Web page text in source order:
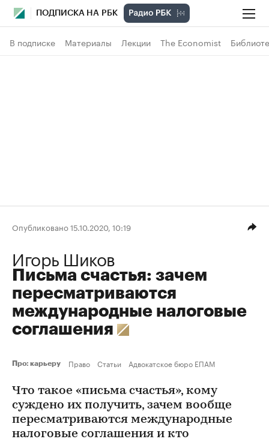
ПОДПИСКА НА РБК
В подписке Материалы Лекции The Economist
Опубликовано 15.10.2020, 10:19
Игорь Шиков
Письма счастья: зачем
пересматриваются
международные налоговые
соглашения
Про: карьеру Право Статьи Адвокатское бюро ЕПАМ
Что такое «письма счастья», кому
суждено их получить, зачем вообще
пересматриваются международные
налоговые соглашения и кто